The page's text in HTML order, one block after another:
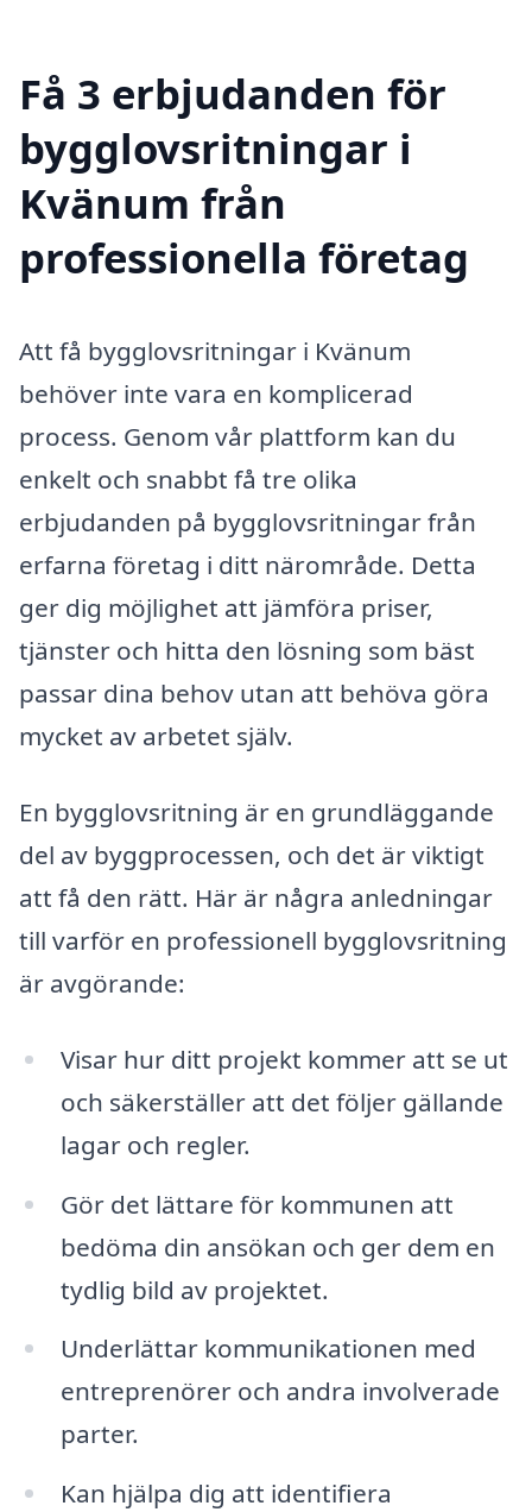
Få 3 erbjudanden för
bygglovsritningar i
Kvänum från
professionella företag
Att få bygglovsritningar i Kvänum
behöver inte vara en komplicerad
process. Genom vår plattform kan du
enkelt och snabbt få tre olika
erbjudanden på bygglovsritningar från
erfarna företag i ditt närområde. Detta
ger dig möjlighet att jämföra priser,
tjänster och hitta den lösning som bäst
passar dina behov utan att behöva göra
mycket av arbetet själv.
En bygglovsritning är en grundläggande
del av byggprocessen, och det är viktigt
att få den rätt. Här är några anledningar
till varför en professionell bygglovsritning
är avgörande:
Visar hur ditt projekt kommer att se ut
och säkerställer att det följer gällande
lagar och regler.
Gör det lättare för kommunen att
bedöma din ansökan och ger dem en
tydlig bild av projektet.
Underlättar kommunikationen med
entreprenörer och andra involverade
parter.
Kan hjälpa dig att identifiera